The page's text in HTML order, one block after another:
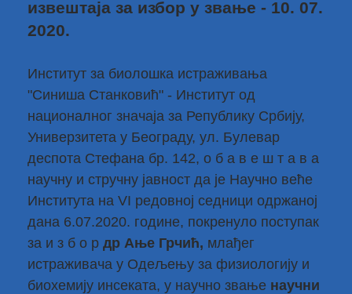
извештаја за избор у звање - 10. 07.
2020.
Институт за биолошка истраживања
"Синиша Станковић" - Институт од
националног значаја за Републику Србију,
Универзитета у Београду, ул. Булевар
деспота Стефана бр. 142, о б а в е ш т а в а
научну и стручну јавност да је Научно веће
Института на VI редовној седници одржаној
дана 6.07.2020. године, покренуло поступак
за и з б о р др Ање Грчић, млађег
истраживача у Одељењу за физиологију и
биохемију инсеката, у научно звање научни